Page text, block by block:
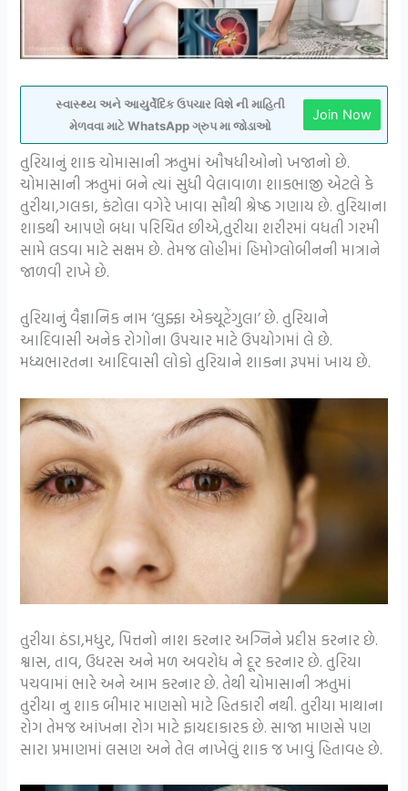
સ્વાસ્થ્ય અને આયુર્વેદિક ઉપચાર વિશે ની માહિતી
મેળવવા માટે WhatsApp ગ્રુપ મા જોડાઓ
Join Now
તુરિયાનું શાક ચોમાસાની ઋતુમાં ઔષધીઓનો ખજાનો છે.
ચોમાસાની ઋતુમાં બને ત્યાં સુધી વેલાવાળા શાકભાજી એટલે કે
તુરીયા,ગલકા, કંટોલા વગેરે ખાવા સૌથી શ્રેષ્ઠ ગણાય છે. તુરિયાના
શાકથી આપણે બધા પરિચિત છીએ,તુરીયા શરીરમાં વધતી ગરમી
સામે લડવા માટે સક્ષમ છે. તેમજ લોહીમાં હિમોગ્લોબીનની માત્રાને
જાળવી રાખે છે.
તુરિયાનું વૈજ્ઞાનિક નામ ‘લુફ્ફા એક્યૂટેંગુલા’ છે. તુરિયાને
આદિવાસી અનેક રોગોના ઉપચાર માટે ઉપયોગમાં લે છે.
મધ્યભારતના આદિવાસી લોકો તુરિયાને શાકના રૂપમાં ખાય છે.
તુરીયા ઠંડા,મધુર, પિત્તનો નાશ કરનાર અગ્નિને પ્રદીપ્ત કરનાર છે.
શ્વાસ, તાવ, ઉધરસ અને મળ અવરોધ ને દૂર કરનાર છે. તુરિયા
પચવામાં ભારે અને આમ કરનાર છે. તેથી ચોમાસાની ઋતુમાં
તુરીયા નુ શાક બીમાર માણસો માટે હિતકારી નથી. તુરીયા માથાના
રોગ તેમજ આંખના રોગ માટે ફાયદાકારક છે. સાજા માણસે પણ
સારા પ્રમાણમાં લસણ અને તેલ નાખેલું શાક જ ખાવું હિતાવહ છે.